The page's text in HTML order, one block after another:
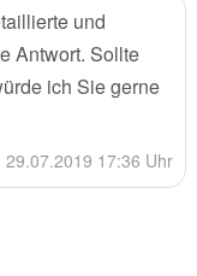
und
Antwort. Sollte
ich Sie gerne
29.07.2019 17:36 Uhr